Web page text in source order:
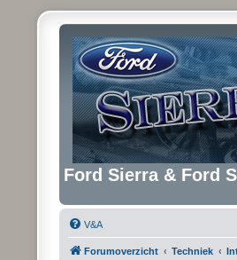
Ford Sierra & Ford
V&A
Forumoverzicht Techniek